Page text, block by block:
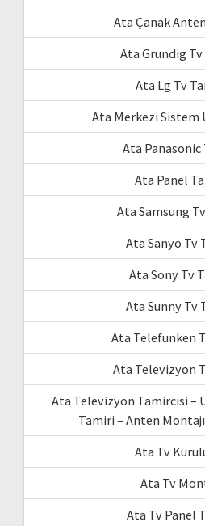
Ata Çanak
Ata Grundig
Ata Lg Tv
Ata Merkezi Sistem
Ata Panasonic
Ata Panel
Ata Samsung
Ata Sanyo Tv
Ata Sony Tv
Ata Sunny Tv
Ata Telefunken
Ata Televizyon
Ata Televizyon Tamircisi –
Tamiri – Anten
Ata Tv
Ata Tv
Ata Tv Panel